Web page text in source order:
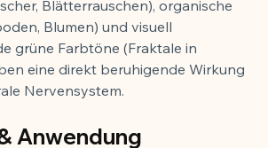
Blätterrauschen), organische
Blumen) und visuell
grüne Farbtöne (Fraktale in
eine direkt beruhigende Wirkung
Nervensystem.
Anwendung